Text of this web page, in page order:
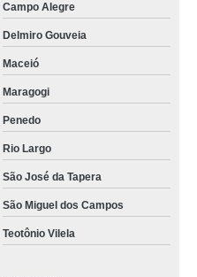
Campo Alegre
Delmiro Gouveia
Maceió
Maragogi
Penedo
Rio Largo
São José da Tapera
São Miguel dos Campos
Teotônio Vilela